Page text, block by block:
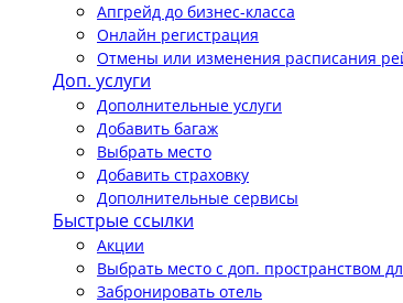
Апгрейд до бизнес-класса
Онлайн регистрация
Отмены или изменения расписания
Доп. услуги
Дополнительные услуги
Добавить багаж
Выбрать место
Добавить страховку
Дополнительные сервисы
Быстрые ссылки
Акции
Выбрать место с доп. пространством
Забронировать отель